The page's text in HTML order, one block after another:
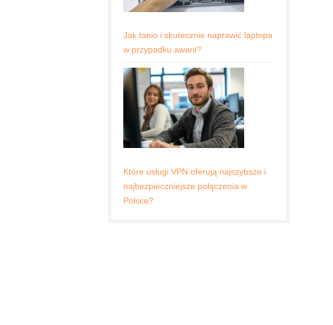
Jak tanio i skutecznie naprawić laptopa
w przypadku awarii?
Które usługi VPN oferują najszybsze i
najbezpieczniejsze połączenia w
Polsce?